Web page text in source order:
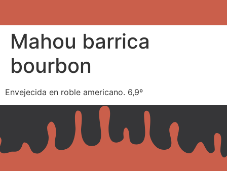
Mahou barrica
bourbon
Envejecida en roble americano. 6,9º